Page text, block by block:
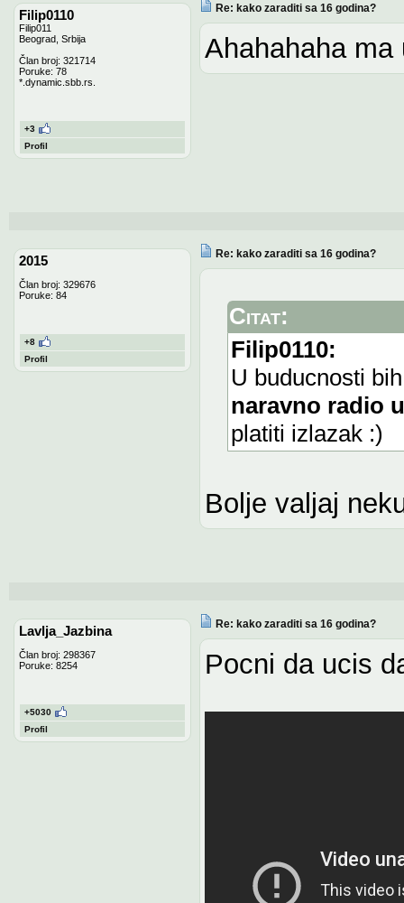
Filip0110
Filip011
Beograd, Srbija
Član broj: 321714
Poruke: 78
*.dynamic.sbb.rs.
+3
Profil
Re: kako zaraditi sa 16 godina?
Ahahahaha
2015
Član broj: 329676
Poruke: 84
+8
Profil
Re: kako zaraditi sa 16 godina?
Citat:
Filip0110:
U buducnosti
naravno radio
platiti izlazak :)
Bolje valjaj
Lavlja_Jazbina
Član broj: 298367
Poruke: 8254
+5030
Profil
Re: kako zaraditi sa 16 godina?
Pocni da ucis